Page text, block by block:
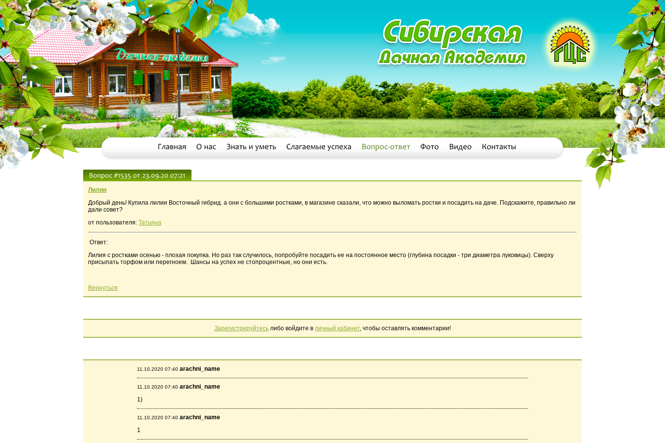
Лилии
Добрый день! Купила лилии Восточный гибрид. а они с большими ростками, в магазине сказали, что можно выломать ростки и посадить на даче. Подскажите, правильно ли
дали совет?
от пользователя: Татьяна
Ответ:
Лилия с ростками осенью - плохая покупка. Но раз так случилось, попробуйте посадить ее на постоянное место (глубина посадки - три диаметра луковицы). Сверху
присыпать торфом или перегноем. Шансы на успех не стопроцентные, но они есть.
Вернуться
Зарегистрируйтесь либо войдите в личный кабинет, чтобы оставлять комментарии!
11.10.2020 07:40 arachni_name
11.10.2020 07:40 arachni_name
1)
11.10.2020 07:40 arachni_name
1